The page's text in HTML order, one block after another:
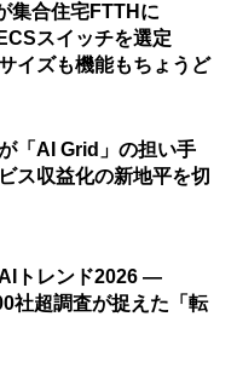
集合住宅FTTHに
スイッチを選定
イズも機能もちょうど
「AI Grid」の担い手
ス収益化の新地平を切
トレンド2026 ―
社超調査が捉えた「転